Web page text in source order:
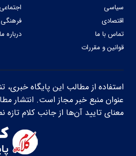
سیاسی
اجتماعی
اقتصادی
فرهنگی
تماس با ما
درباره ما
قوانین و مقررات
استفاده از مطالب این پایگاه خبری،
عنوان منبع خبر مجاز است. انتشار
معنای تایید آن‌ها از جانب کلام تازه